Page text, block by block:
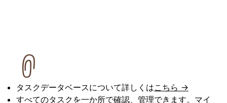
タスクデータベースについて詳しくはこちら →
すべてのタスクを一か所で確認、管理できます。 マイ